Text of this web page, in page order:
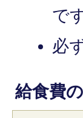
で
必
給食費